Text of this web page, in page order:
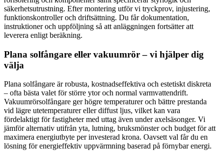
säkerhetsutrustning. Efter montering utför vi tryckprov, injustering,
funktionskontroller och driftsättning. Du får dokumentation,
instruktioner och uppföljning så att anläggningen fortsätter att
leverera enligt beräkning.
Plana solfångare eller vakuumrör – vi hjälper dig
välja
Plana solfångare är robusta, kostnadseffektiva och estetiskt diskreta
– ofta bästa valet för större ytor och normal varmvattendrift.
Vakuumrörsolfångare ger högre temperaturer och bättre prestanda
vid lägre utetemperaturer eller diffust ljus, vilket kan vara
fördelaktigt för fastigheter med uttag även under axelsäsonger. Vi
jämför alternativ utifrån yta, lutning, bruksmönster och budget för att
maximera energiutbyte per investerad krona. Oavsett val får du en
lösning för energieffektiv uppvärmning baserad på förnybar energi.